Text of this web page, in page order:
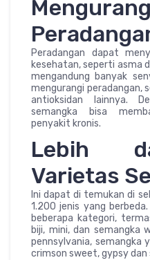
Peradangan dapat
kesehatan, seperti asma
mengandung banyak
mengurangi peradangan,
antioksidan lainnya.
semangka bisa
penyakit kronis.
Lebih
Varietas
Ini dapat di temukan di
1.200 jenis yang
beberapa kategori,
biji, mini, dan semangka
pennsylvania, semangka
crimson sweet, gypsy dan